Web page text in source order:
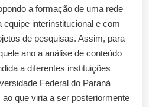
a formação de uma rede
interinstitucional e com
de pesquisas. Assim, para
ano a análise de conteúdo
a diferentes instituições
Federal do Paraná
que viria a ser posteriormente